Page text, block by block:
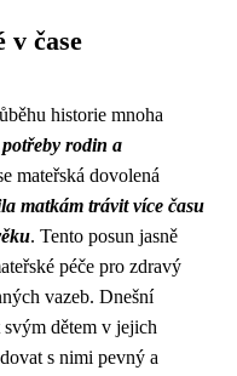
v čase
historie mnoha
rodin a
mateřská dovolená
matkám trávit více času
. Tento posun jasně
péče pro zdravý
vazeb. Dnešní
dětem v jejich
s nimi pevný a